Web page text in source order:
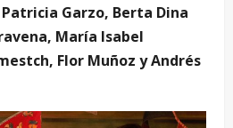
Garzo, Berta Dina
María Isabel
Flor Muñoz y Andrés